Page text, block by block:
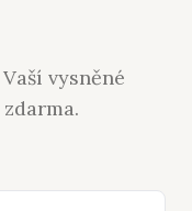
vysněné